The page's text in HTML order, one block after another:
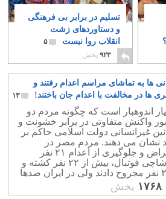
تسلیم در برابر بی فرهنگی
و دستاوردهای زشت
انقلاب روا نیست
۵
۹۲۳ پخش
ها به تماشای مراسم اعدام رفتند و
ها در مخالفت با اعدام جان باختند!
۱۳
اندوهبار است که چگونه مردم دو
واکنش متفاوتی در برابر خشونت و
غیرانسانی دولت اسلامی حاکم بر
نشان می دهند. مردم مصر در
اعتراض و جلوگیری از اعدام ۲۱ نفر
تماشاچی فوتبال، بیش از ۲۲ نفر کشته و
۲۰۰ نفر مجروح دادند ولی در ایران صدها
برای دیدن مراسم اعدام، به استادیوم
رفتند.
۱۷۶۸ پخش